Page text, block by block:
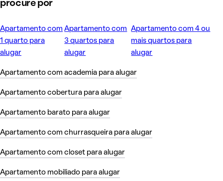
procure por
Apartamento com
1 quarto para
alugar
Apartamento com
3 quartos para
alugar
Apartamento com 4 ou
mais quartos para
alugar
Apartamento com academia para alugar
Apartamento cobertura para alugar
Apartamento barato para alugar
Apartamento com churrasqueira para alugar
Apartamento com closet para alugar
Apartamento mobiliado para alugar